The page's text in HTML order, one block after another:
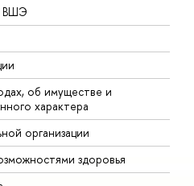
ВШЭ
об имуществе и
характера
организации
здоровья